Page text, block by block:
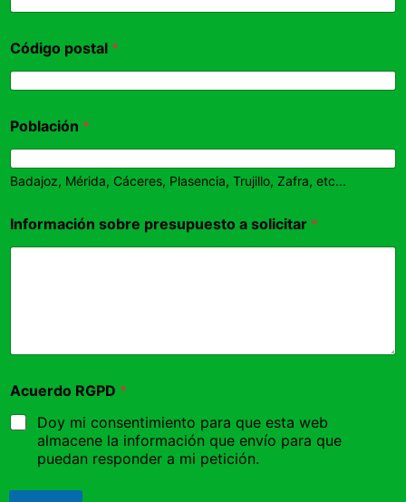
Código postal *
Población *
Badajoz, Mérida, Cáceres, Plasencia, Trujillo, Zafra, etc...
Información sobre presupuesto a solicitar *
Acuerdo RGPD *
Doy mi consentimiento para que esta web
almacene la información que envío para que
puedan responder a mi petición.